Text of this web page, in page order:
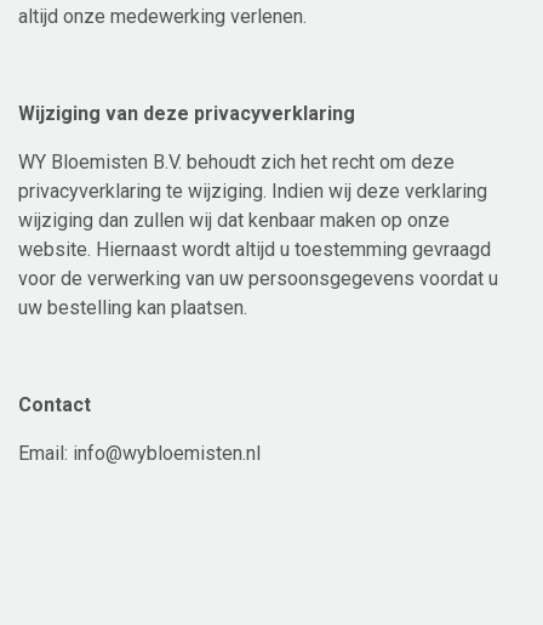
altijd onze medewerking verlenen.
Wijziging van deze privacyverklaring
WY Bloemisten B.V. behoudt zich het recht om deze
privacyverklaring te wijziging. Indien wij deze verklaring
wijziging dan zullen wij dat kenbaar maken op onze
website. Hiernaast wordt altijd u toestemming gevraagd
voor de verwerking van uw persoonsgegevens voordat u
uw bestelling kan plaatsen.
Contact
Email: info@wybloemisten.nl